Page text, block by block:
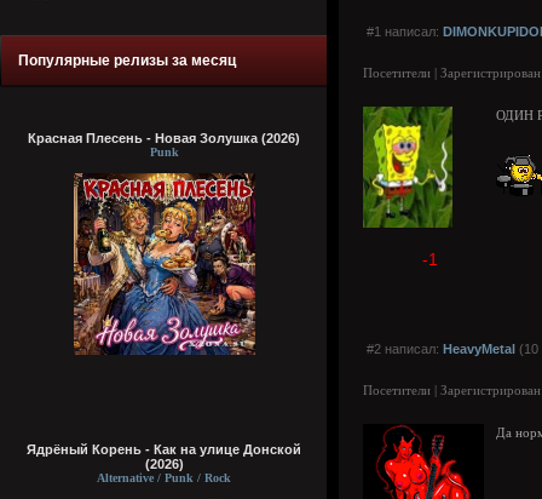
Популярные релизы за месяц
Красная Плесень - Новая Золушка (2026)
Punk
Ядрёный Корень - Как на улице Донской
(2026)
Alternative / Punk / Rock
#1 написал:
Посетители |
ОДИН
-1
#2 написал: HeavyMetal (10
Посетители |
Да